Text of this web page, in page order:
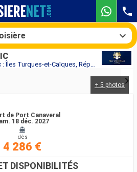
Croisière MSC World Atlantic : Îles Turques-et-Caïques, République Dominicaine, Bahamas, États-Unis au départ de Port Canaveral
+ 5 photos
de Port Canaveral
18 déc. 2027
dès
4 286 €
DISPONIBILITÉS
Rechercher